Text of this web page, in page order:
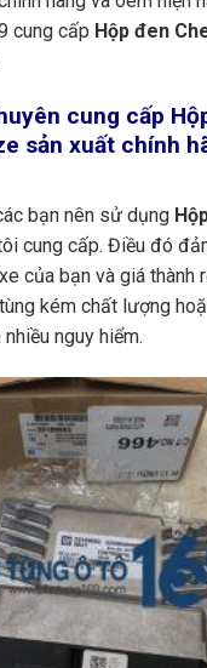
cung cấp Hộp đen
cung cấp
sản xuất chính
bạn nên sử dụng
cung cấp. Điều đó
của bạn và giá thành
kém chất lượng
nguy hiểm.